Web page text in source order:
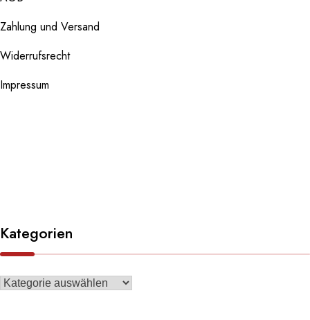
Zahlung und Versand
Widerrufsrecht
Impressum
Kategorien